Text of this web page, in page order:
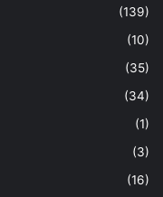
(139)
(10)
(35)
(34)
(1)
(3)
(16)